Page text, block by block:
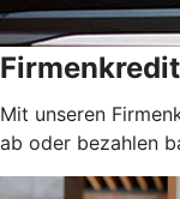
Mit unseren
ab oder bezahlen